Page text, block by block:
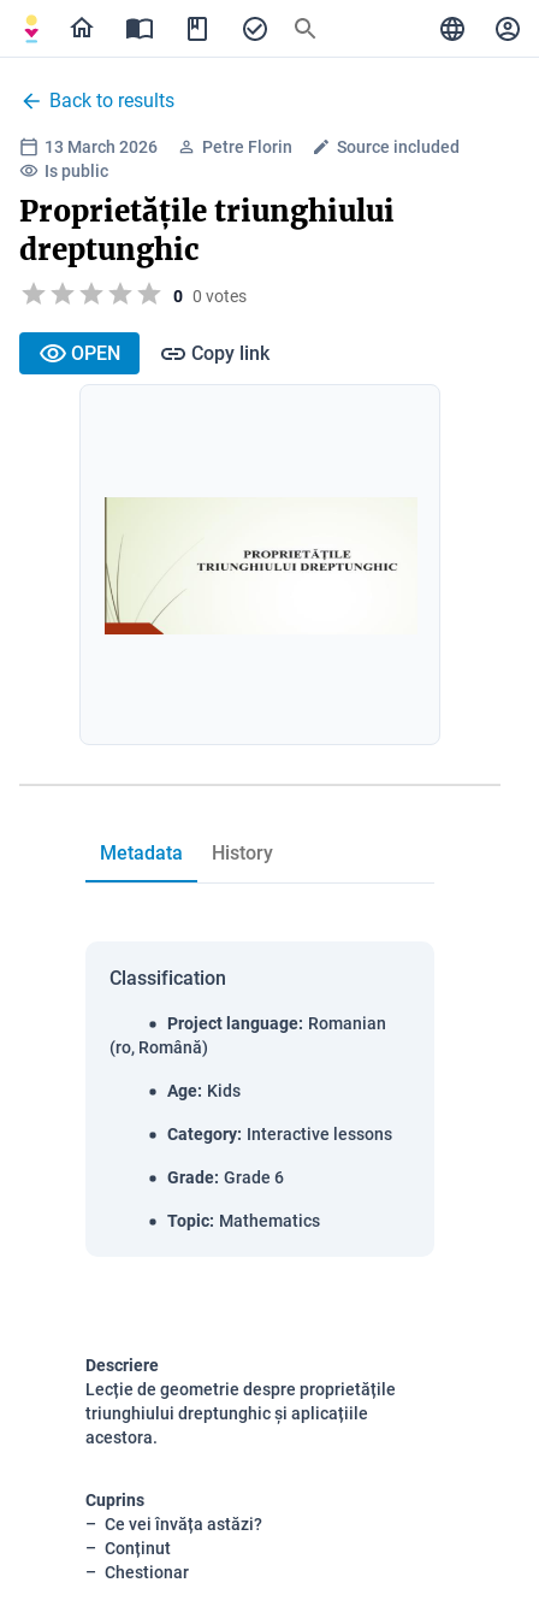
Back to results
13 March 2026 Petre Florin
Source included
Is public
Proprietățile triunghiului
dreptunghic
0 0 votes
OPEN Copy link
Metadata History
Classification
Project language: Romanian
(ro, Română)
Age: Kids
Category: Interactive lessons
Grade: Grade 6
Topic: Mathematics
Descriere
Lecție de geometrie despre proprietățile
triunghiului dreptunghic și aplicațiile
acestora.
Cuprins
Ce vei învăța astăzi?
Conținut
Chestionar